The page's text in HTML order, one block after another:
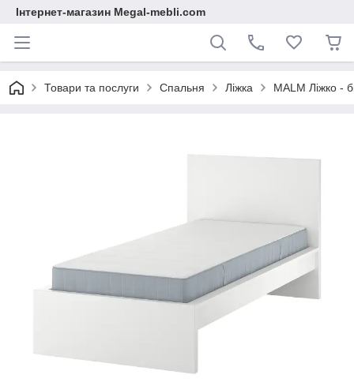
Інтернет-магазин Megal-mebli.com
Товари та послуги Спальня Ліжка MALM Ліжко -